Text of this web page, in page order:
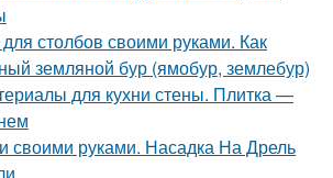
для столбов своими руками. Как
земляной бур (ямобур, землебур)
для кухни стены. Плитка —
своими руками. Насадка На Дрель